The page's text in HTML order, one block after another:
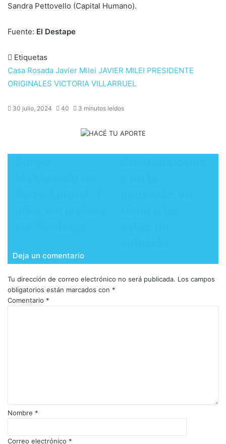
Sandra Pettovello (Capital Humano).
Fuente: El Destape
Etiquetas
Casa Rosada Javier Milei JAVIER MILEI PRESIDENTE
ORIGINALES VICTORIA VILLARRUEL
30 julio, 2024 40 3 minutos leídos
Deja un comentario
Tu dirección de correo electrónico no será publicada. Los campos
obligatorios están marcados con *
Comentario *
Nombre *
Correo electrónico *